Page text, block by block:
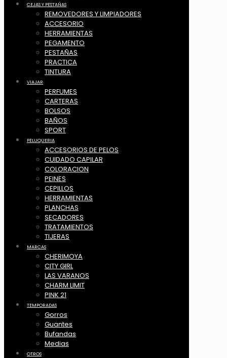
CEJAS Y PESTAÑAS
REMOVEDORES Y LIMPIADORES
ACCESORIO
HERRAMIENTAS
PEGAMENTO
PESTAÑAS
PRACTICA
TINTURA
VIAJAR
PERFUMES
CARTERAS
BOLSOS
BAÑOS
SPORT
PELUQUERIA
ACCESORIOS DE PELOS
CUIDADO CAPILAR
COLORACION
PEINES
CEPILLOS
HERRAMIENTAS
PLANCHAS
SECADORES
TRATAMIENTOS
TIJERAS
MARCAS
CHERIMOYA
CITY GIRL
LAS VARANOS
CHARM LIMIT
PINK 21
TEMPORADAS
Gorros
Guantes
Bufandas
Medias
OTROS